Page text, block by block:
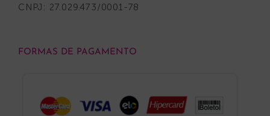
CNPJ: 27.029.473/0001-78
FORMAS DE PAGAMENTO